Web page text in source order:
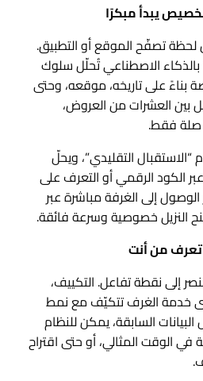
يبدأ مبكرًا
لحظة تصفّح الموقع أو التطبيق.
الاصطناعي تُحلّل سلوك
بناءً على تاريخه، موقعه، وحتى
بين العشرات من العروض،
صلة فقط.
التقليدي”، ويحلّ
الكود الرقمي أو التعرف على
إلى الغرفة مباشرة عبر
النزيل خصوصية وسرعة فائقة.
تعرف من أنت
إلى نقطة تفاعل. التكييف،
خدمة الغرف تتكيّف مع نمط
السابقة، يمكن للنظام
الوقت المثالي، أو حتى اقتراح